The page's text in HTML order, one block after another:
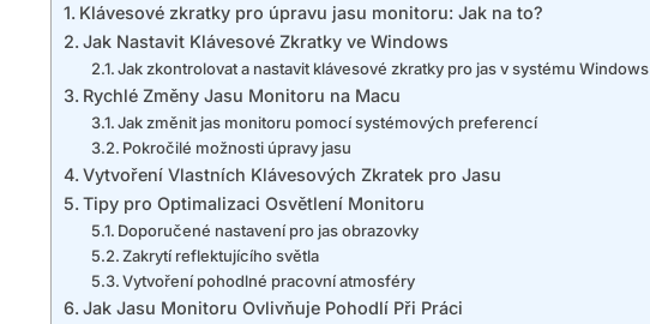
Klávesové zkratky pro úpravu jasu monitoru: Jak na to?
Jak Nastavit Klávesové Zkratky ve Windows
Jak zkontrolovat a nastavit klávesové zkratky pro jas v systému Windows
Rychlé Změny Jasu Monitoru na Macu
Jak změnit jas monitoru pomocí systémových preferencí
Pokročilé možnosti úpravy jasu
Vytvoření Vlastních Klávesových Zkratek pro Jasu
Tipy pro Optimalizaci Osvětlení Monitoru
Doporučené nastavení pro jas obrazovky
Zakrytí reflektujícího světla
Vytvoření pohodlné pracovní atmosféry
Jak Jasu Monitoru Ovlivňuje Pohodlí Při Práci